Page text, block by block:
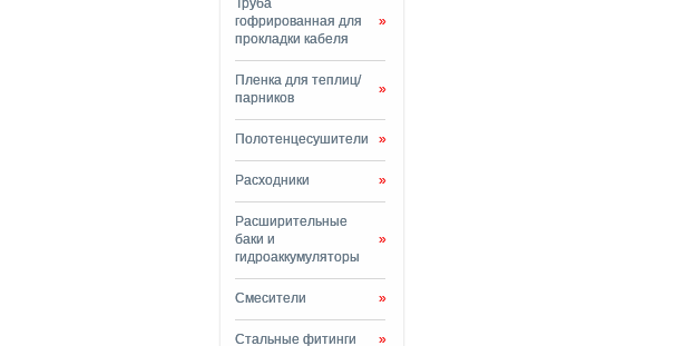
Труба
гофрированная для
прокладки кабеля
»
Пленка для теплиц/
парников
»
Полотенцесушители »
Расходники »
Расширительные
баки и
гидроаккумуляторы
»
Смесители »
Стальные фитинги »